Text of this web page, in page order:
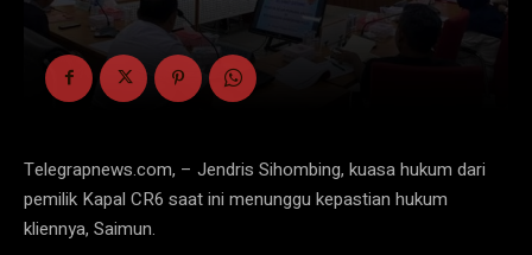
Telegrapnews.com, – Jendris Sihombing, kuasa hukum dari
pemilik Kapal CR6 saat ini menunggu kepastian hukum
kliennya, Saimun.